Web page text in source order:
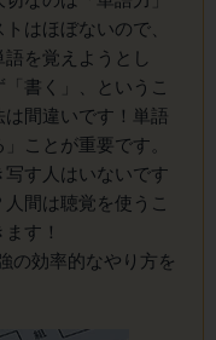
はほぼないので、
を覚えようとし
書く」、というこ
間違いです！単語
ことが重要です。
す人はいないです
間は聴覚を使うこ
す！
の効率的なやり方を